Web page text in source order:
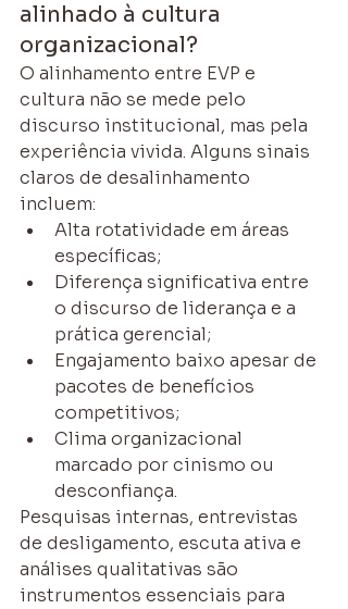
alinhado à cultura
organizacional?
O alinhamento entre EVP e
cultura não se mede pelo
discurso institucional, mas pela
experiência vivida. Alguns sinais
claros de desalinhamento
incluem:
Alta rotatividade em áreas
específicas;
Diferença significativa entre
o discurso de liderança e a
prática gerencial;
Engajamento baixo apesar de
pacotes de benefícios
competitivos;
Clima organizacional
marcado por cinismo ou
desconfiança.
Pesquisas internas, entrevistas
de desligamento, escuta ativa e
análises qualitativas são
instrumentos essenciais para